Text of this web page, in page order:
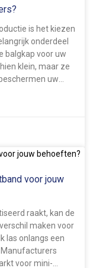
voor de ene
materiaal, het
zijn allemaal van
niet helemaal
veroorzaken –
dus de tijd om
wat je in de
wat
succesvolle
is het kiezen
onderdeel
balgkap voor uw
klein, maar ze
uw
beschermt
als de precisie
op zoek naar
en efficiënte
Manufacturing
het gebied van
te
kan soms best
het beste is.
maar niet
voor jouw
raakt, kan de
maken voor
las onlangs een
voor mini-